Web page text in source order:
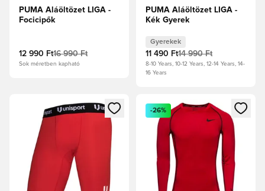
PUMA Aláöltözet LIGA -
Focicipők
12 990 Ft16 990 Ft
Sok méretben kapható
PUMA Aláöltözet LIGA -
Kék Gyerek
Gyerekek
11 490 Ft14 990 Ft
8-10 Years, 10-12 Years, 12-14 Years, 14-
16 Years
Megnyit egy modált a bejelentkezéshez vagy a tagként
Megnyit egy modált a
-26%